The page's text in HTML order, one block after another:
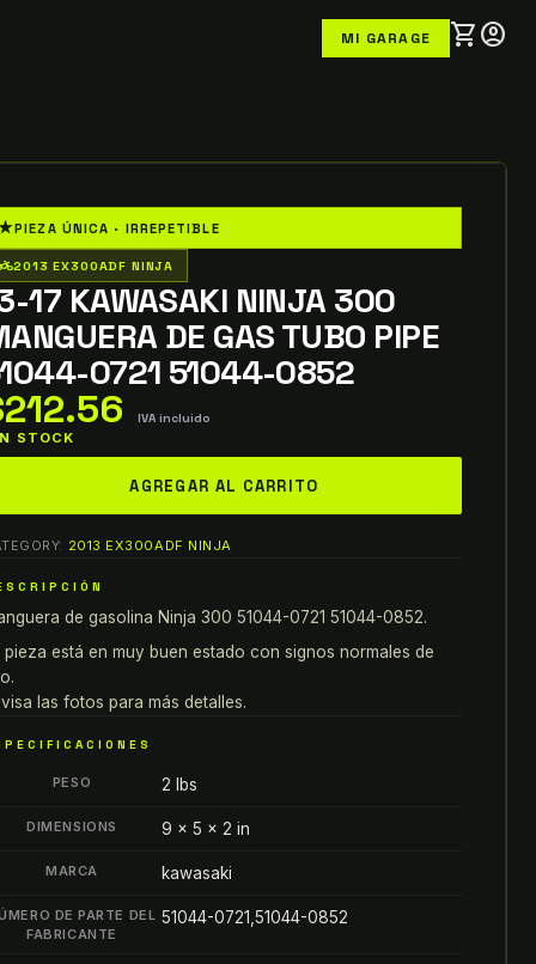
MI GARAGE shopping_cartaccount_circle
PIEZA ÚNICA · IRREPETIBLE
2013 EX300ADF NINJA
17 KAWASAKI NINJA 300
DE GAS TUBO PIPE
0721 51044-0852
212.56 IVA incluido
STOCK
AGREGAR AL CARRITO
2013 EX300ADF NINJA
de gasolina Ninja 300 51044-0721 51044-0852.
pieza está en muy buen estado con signos normales de
las fotos para más detalles.
PESO 2 lbs
DIMENSIONS 9 × 5 × 2 in
MARCA kawasaki
DE PARTE DEL
FABRICANTE
51044-0721,51044-0852